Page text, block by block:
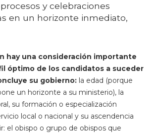
y celebraciones
en un horizonte inmediato,
hay una consideración importante
óptimo de los candidatos a suceder
su gobierno: la edad (porque
un horizonte a su ministerio), la
su formación o especialización
local o nacional y su ascendencia
el obispo o grupo de obispos que